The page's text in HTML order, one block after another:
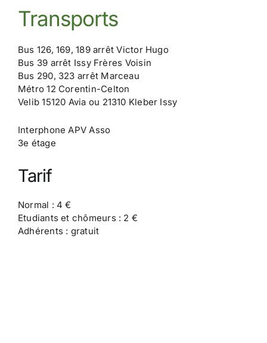
Transports
Bus 126, 169, 189 arrêt Victor Hugo
Bus 39 arrêt Issy Frères Voisin
Bus 290, 323 arrêt Marceau
Métro 12 Corentin-Celton
Velib 15120 Avia ou 21310 Kleber Issy
Interphone APV Asso
3e étage
Tarif
Normal : 4 €
Etudiants et chômeurs : 2 €
Adhérents : gratuit